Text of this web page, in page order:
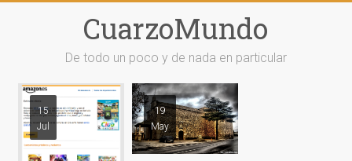
CuarzoMundo
De todo un poco y de nada en particular
15
Jul
19
May